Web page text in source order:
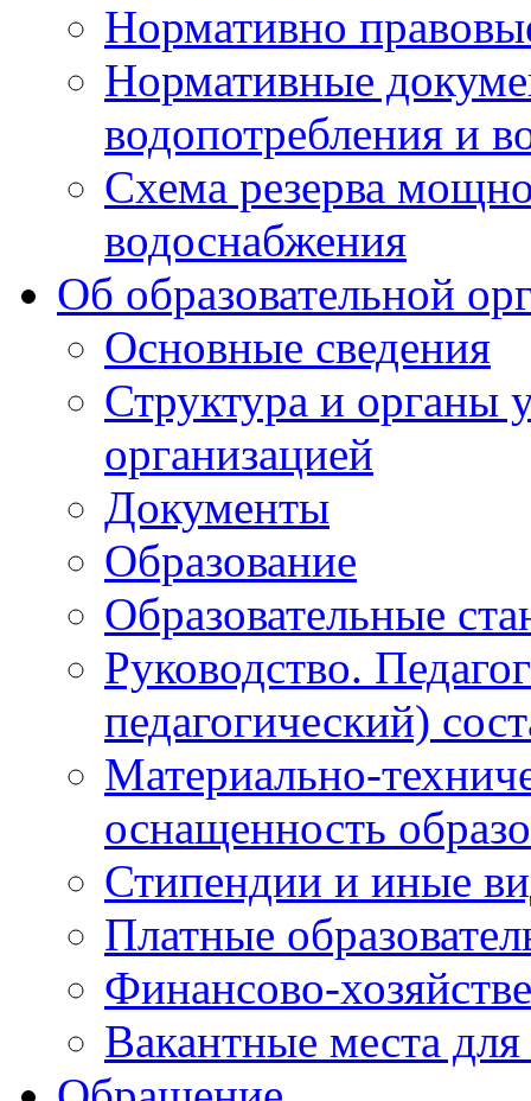
Нормативно
Нормативные
водопотребления и
Схема резерва
водоснабжения
Об образовательной
Основные сведения
Структура и органы
организацией
Документы
Образование
Образовательные
Руководство.
педагогический)
Материально-
оснащенность
Стипендии и иные
Платные
Финансово-
Вакантные места